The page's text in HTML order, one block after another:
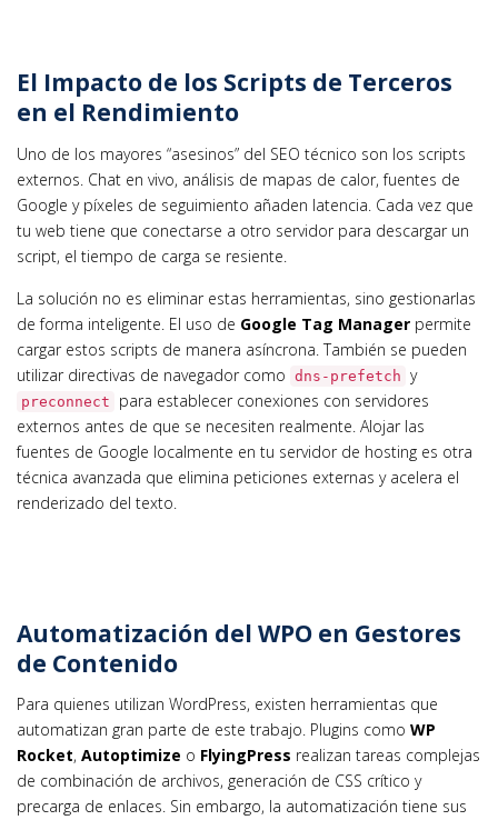
El Impacto de los Scripts de Terceros
en el Rendimiento
Uno de los mayores “asesinos” del SEO técnico son los scripts
externos. Chat en vivo, análisis de mapas de calor, fuentes de
Google y píxeles de seguimiento añaden latencia. Cada vez que
tu web tiene que conectarse a otro servidor para descargar un
script, el tiempo de carga se resiente.
La solución no es eliminar estas herramientas, sino gestionarlas
de forma inteligente. El uso de Google Tag Manager permite
cargar estos scripts de manera asíncrona. También se pueden
utilizar directivas de navegador como dns-prefetch y
preconnect
para establecer conexiones con servidores
externos antes de que se necesiten realmente. Alojar las
fuentes de Google localmente en tu servidor de hosting es otra
técnica avanzada que elimina peticiones externas y acelera el
renderizado del texto.
Automatización del WPO en Gestores
de Contenido
Para quienes utilizan WordPress, existen herramientas que
automatizan gran parte de este trabajo. Plugins como WP
Rocket, Autoptimize o FlyingPress realizan tareas complejas
de combinación de archivos, generación de CSS crítico y
precarga de enlaces. Sin embargo, la automatización tiene sus